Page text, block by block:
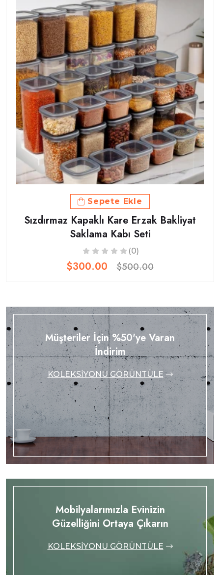
Sepete Ekle
Sızdırmaz Kapaklı Kare Erzak Bakliyat
Saklama Kabı Seti
(0)
$300.00 $500.00
Müşteriler İçin %50'ye Varan
İndirim
KOLEKSİYONU GÖRÜNTÜLE
Mobilyalarımızla Evinizin
Güzelliğini Ortaya Çıkarın
KOLEKSİYONU GÖRÜNTÜLE